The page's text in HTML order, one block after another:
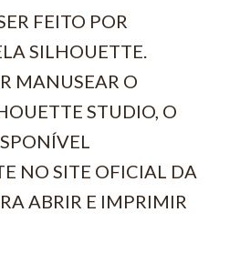
FEITO POR
SILHOUETTE.
MANUSEAR O
STUDIO, O
NO SITE OFICIAL DA
ABRIR E IMPRIMIR